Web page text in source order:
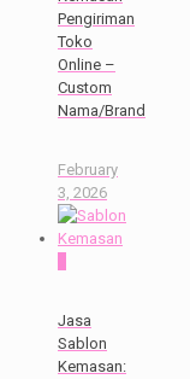
Pengiriman
Toko
Online –
Custom
Nama/Brand
February
3, 2026
Jasa
Sablon
Kemasan: